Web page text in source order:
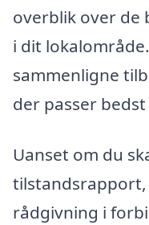
overblik over de
i dit
sammenligne
der passer
Uanset om du
rådgivning i